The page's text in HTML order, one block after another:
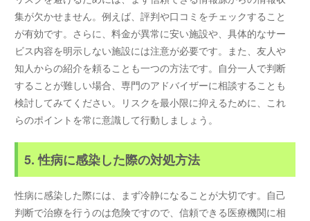
集が欠かせません。例えば、評判や口コミをチェックすること
が有効です。さらに、料金が異常に安い施設や、具体的なサー
ビス内容を明示しない施設には注意が必要です。また、友人や
知人からの紹介を頼ることも一つの方法です。自分一人で判断
することが難しい場合、専門のアドバイザーに相談することも
検討してみてください。リスクを最小限に抑えるために、これ
らのポイントを常に意識して行動しましょう。
5. 性病に感染した際の対処方法
性病に感染した際には、まず冷静になることが大切です。自己
判断で治療を行うのは危険ですので、信頼できる医療機関に相